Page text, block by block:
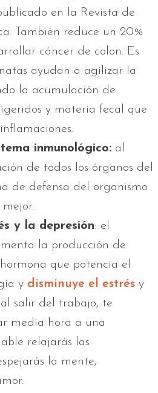
en la Revista de
También reduce un 20%
cáncer de colon. Es
ayudan a agilizar la
la acumulación de
y materia fecal que
inmunológico: al
de todos los órganos del
de defensa del organismo
y la depresión: el
la producción de
que potencia el
y disminuye el estrés y
al salir del trabajo, te
media hora a una
relajarás las
la mente,